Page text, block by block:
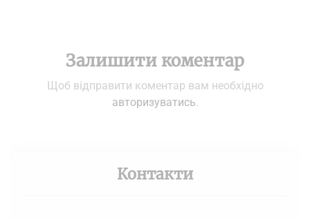
Залишити коментар
Щоб відправити коментар вам необхідно
авторизуватись.
Контакти